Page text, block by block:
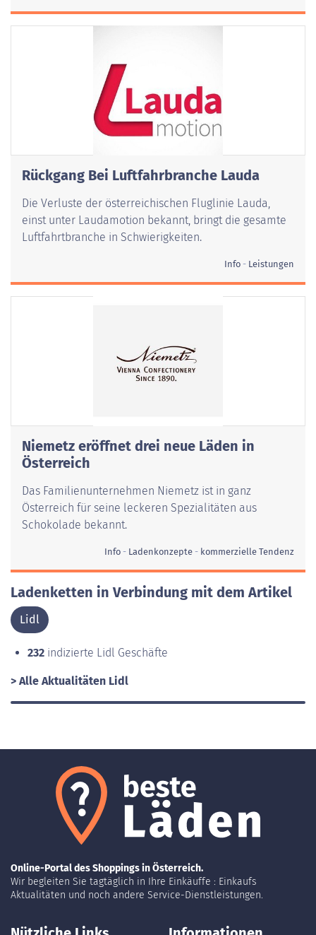
Rückgang Bei Luftfahrbranche Lauda
Die Verluste der österreichischen Fluglinie Lauda,
einst unter Laudamotion bekannt, bringt die gesamte
Luftfahrtbranche in Schwierigkeiten.
Info Leistungen
Niemetz eröffnet drei neue Läden in
Österreich
Das Familienunternehmen Niemetz ist in ganz
Österreich für seine leckeren Spezialitäten aus
Schokolade bekannt.
Info Ladenkonzepte kommerzielle Tendenz
Ladenketten in Verbindung mit dem Artikel
Lidl
232 indizierte Lidl Geschäfte
> Alle Aktualitäten Lidl
Online-Portal des Shoppings in Österreich.
Wir begleiten Sie tagtäglich in Ihre Einkäuffe : Einkaufs
Aktualitäten und noch andere Service-Dienstleistungen.